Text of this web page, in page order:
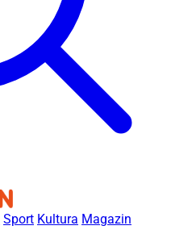
Sport Kultura Magazin